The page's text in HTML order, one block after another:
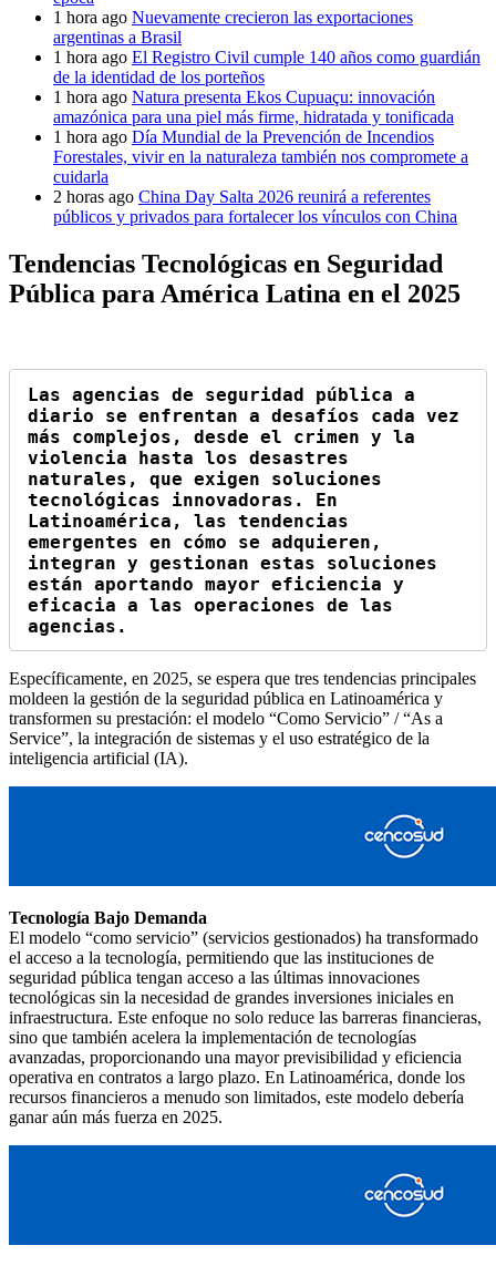
1 hora ago Nuevamente crecieron las exportaciones
argentinas a Brasil
1 hora ago El Registro Civil cumple 140 años como guardián
de la identidad de los porteños
1 hora ago Natura presenta Ekos Cupuaçu: innovación
amazónica para una piel más firme, hidratada y tonificada
1 hora ago Día Mundial de la Prevención de Incendios
Forestales, vivir en la naturaleza también nos compromete a
cuidarla
2 horas ago China Day Salta 2026 reunirá a referentes
públicos y privados para fortalecer los vínculos con China
Tendencias Tecnológicas en Seguridad
Pública para América Latina en el 2025
Las agencias de seguridad pública a
diario se enfrentan a desafíos cada vez
más complejos, desde el crimen y la
violencia hasta los desastres
naturales, que exigen soluciones
tecnológicas innovadoras. En
Latinoamérica, las tendencias
emergentes en cómo se adquieren,
integran y gestionan estas soluciones
están aportando mayor eficiencia y
eficacia a las operaciones de las
agencias.
Específicamente, en 2025, se espera que tres tendencias principales
moldeen la gestión de la seguridad pública en Latinoamérica y
transformen su prestación: el modelo “Como Servicio” / “As a
Service”, la integración de sistemas y el uso estratégico de la
inteligencia artificial (IA).
Tecnología Bajo Demanda
El modelo “como servicio” (servicios gestionados) ha transformado
el acceso a la tecnología, permitiendo que las instituciones de
seguridad pública tengan acceso a las últimas innovaciones
tecnológicas sin la necesidad de grandes inversiones iniciales en
infraestructura. Este enfoque no solo reduce las barreras financieras,
sino que también acelera la implementación de tecnologías
avanzadas, proporcionando una mayor previsibilidad y eficiencia
operativa en contratos a largo plazo. En Latinoamérica, donde los
recursos financieros a menudo son limitados, este modelo debería
ganar aún más fuerza en 2025.